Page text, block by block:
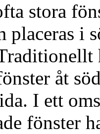
stora
placeras i
åt
I ett
fönster